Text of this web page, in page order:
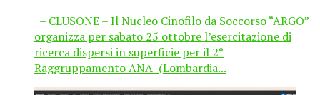
– CLUSONE – Il Nucleo Cinofilo da Soccorso “ARGO”
organizza per sabato 25 ottobre l’esercitazione di
ricerca dispersi in superficie per il 2°
Raggruppamento ANA (Lombardia...